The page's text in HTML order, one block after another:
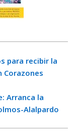
para recibir la
Corazones
Arranca la
Alalpardo